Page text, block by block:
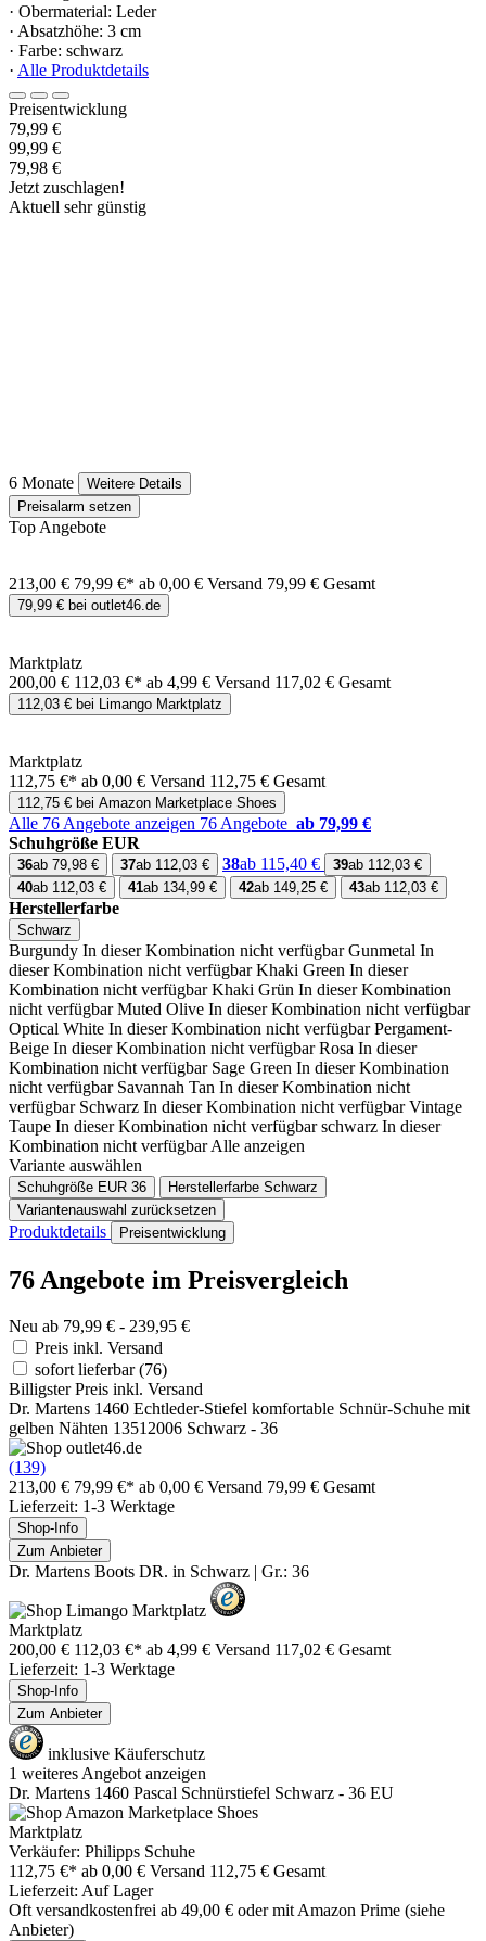
· Obermaterial: Leder
· Absatzhöhe: 3 cm
· Farbe: schwarz
· Alle Produktdetails
Preisentwicklung
79,99 €
99,99 €
79,98 €
Jetzt zuschlagen!
Aktuell sehr günstig
6 Monate
Weitere Details
Preisalarm setzen
Top Angebote
213,00 € 79,99 €* ab 0,00 € Versand 79,99 € Gesamt
79,99 € bei outlet46.de
Marktplatz
200,00 € 112,03 €* ab 4,99 € Versand 117,02 € Gesamt
112,03 € bei Limango Marktplatz
Marktplatz
112,75 €* ab 0,00 € Versand 112,75 € Gesamt
112,75 € bei Amazon Marketplace Shoes
Alle 76 Angebote anzeigen 76 Angebote ab 79,99 €
Schuhgröße EUR
36ab 79,98 € 37ab 112,03 € 38ab 115,40 € 39ab 112,03 €
40ab 112,03 € 41ab 134,99 € 42ab 149,25 € 43ab 112,03 €
Herstellerfarbe
Schwarz
Burgundy In dieser Kombination nicht verfügbar Gunmetal In
dieser Kombination nicht verfügbar Khaki Green In dieser
Kombination nicht verfügbar Khaki Grün In dieser Kombination
nicht verfügbar Muted Olive In dieser Kombination nicht verfügbar
Optical White In dieser Kombination nicht verfügbar Pergament-
Beige In dieser Kombination nicht verfügbar Rosa In dieser
Kombination nicht verfügbar Sage Green In dieser Kombination
nicht verfügbar Savannah Tan In dieser Kombination nicht
verfügbar Schwarz In dieser Kombination nicht verfügbar Vintage
Taupe In dieser Kombination nicht verfügbar schwarz In dieser
Kombination nicht verfügbar Alle anzeigen
Variante auswählen
Schuhgröße EUR 36 Herstellerfarbe Schwarz
Variantenauswahl zurücksetzen
Produktdetails Preisentwicklung
76 Angebote im Preisvergleich
Neu ab 79,99 € - 239,95 €
Preis inkl. Versand
sofort lieferbar(76)
Billigster Preis inkl. Versand
Dr. Martens 1460 Echtleder-Stiefel komfortable Schnür-Schuhe mit
gelben Nähten 13512006 Schwarz - 36
(139)
213,00 € 79,99 €* ab 0,00 € Versand 79,99 € Gesamt
Lieferzeit: 1-3 Werktage
Shop-Info
Zum Anbieter
Dr. Martens Boots DR. in Schwarz | Gr.: 36
Marktplatz
200,00 € 112,03 €* ab 4,99 € Versand 117,02 € Gesamt
Lieferzeit: 1-3 Werktage
Shop-Info
Zum Anbieter
inklusive Käuferschutz
1 weiteres Angebot anzeigen
Dr. Martens 1460 Pascal Schnürstiefel Schwarz - 36 EU
Marktplatz
Verkäufer: Philipps Schuhe
112,75 €* ab 0,00 € Versand 112,75 € Gesamt
Lieferzeit: Auf Lager
Oft versandkostenfrei ab 49,00 € oder mit Amazon Prime (siehe
Anbieter)